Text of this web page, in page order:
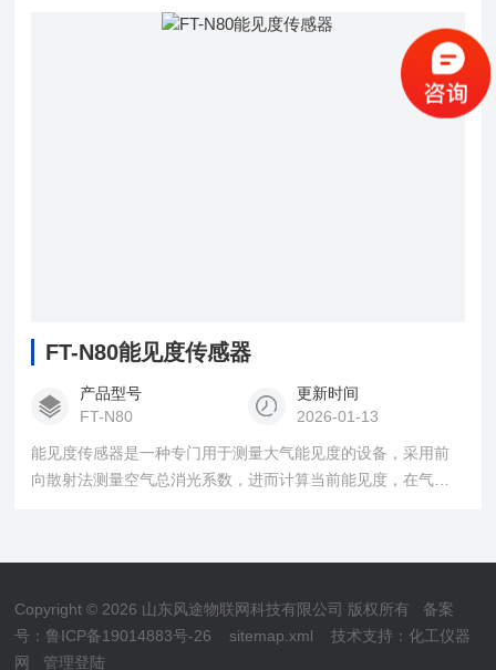
FT-N80能见度传感器
产品型号
FT-N80
更新时间
2026-01-13
能见度传感器是一种专门用于测量大气能见度的设备，采用前
向散射法测量空气总消光系数，进而计算当前能见度，在气象
Copyright © 2026 山东风途物联网科技有限公司 版权所有 备案
号：鲁ICP备19014883号-26
sitemap.xml 技术支持：化工仪器
网
管理登陆